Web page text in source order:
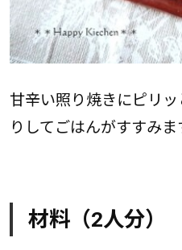
甘辛い照り焼きにピリ
りしてごはんがすすみま
材料（2人分）